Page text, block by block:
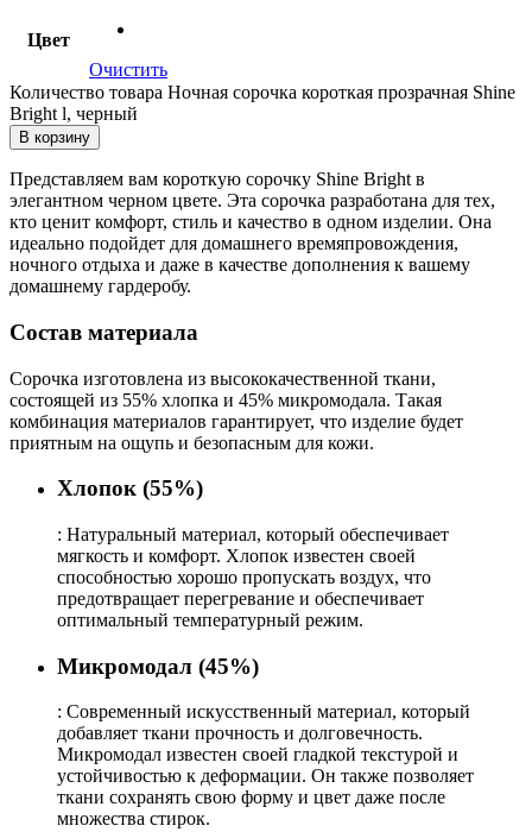
Цвет
Очистить
Количество товара Ночная сорочка короткая прозрачная Shine
Bright l, черный
В корзину
Представляем вам короткую сорочку Shine Bright в
элегантном черном цвете. Эта сорочка разработана для тех,
кто ценит комфорт, стиль и качество в одном изделии. Она
идеально подойдет для домашнего времяпровождения,
ночного отдыха и даже в качестве дополнения к вашему
домашнему гардеробу.
Состав материала
Сорочка изготовлена из высококачественной ткани,
состоящей из 55% хлопка и 45% микромодала. Такая
комбинация материалов гарантирует, что изделие будет
приятным на ощупь и безопасным для кожи.
Хлопок (55%)
: Натуральный материал, который обеспечивает
мягкость и комфорт. Хлопок известен своей
способностью хорошо пропускать воздух, что
предотвращает перегревание и обеспечивает
оптимальный температурный режим.
Микромодал (45%)
: Современный искусственный материал, который
добавляет ткани прочность и долговечность.
Микромодал известен своей гладкой текстурой и
устойчивостью к деформации. Он также позволяет
ткани сохранять свою форму и цвет даже после
множества стирок.